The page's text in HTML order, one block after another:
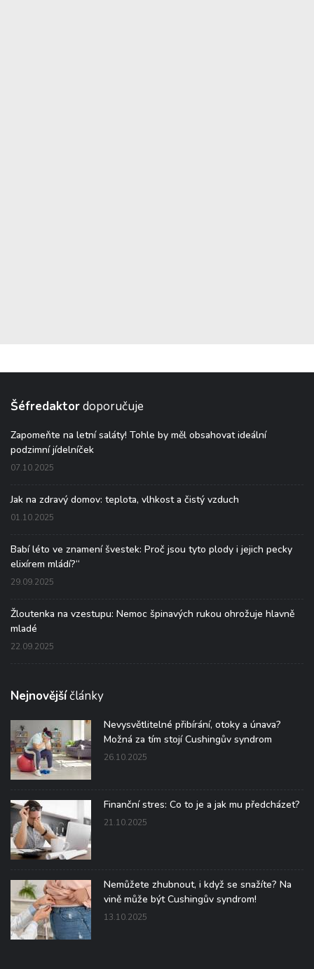
Šéfredaktordoporučuje
Zapomeňte na letní saláty! Tohle by měl obsahovat ideální
podzimní jídelníček
07.10.2025
Jak na zdravý domov: teplota, vlhkost a čistý vzduch
01.10.2025
Babí léto ve znamení švestek: Proč jsou tyto plody i jejich pecky
elixírem mládí?“
29.09.2025
Žloutenka na vzestupu: Nemoc špinavých rukou ohrožuje hlavně
mladé
22.09.2025
Nejnovějšíčlánky
Nevysvětlitelné přibírání, otoky a únava?
Možná za tím stojí Cushingův syndrom
26.10.2025
Finanční stres: Co to je a jak mu předcházet?
21.10.2025
Nemůžete zhubnout, i když se snažíte? Na
vině může být Cushingův syndrom!
13.10.2025